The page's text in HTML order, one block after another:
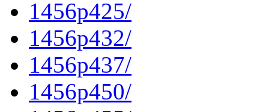
1456p425/
1456p432/
1456p437/
1456p450/